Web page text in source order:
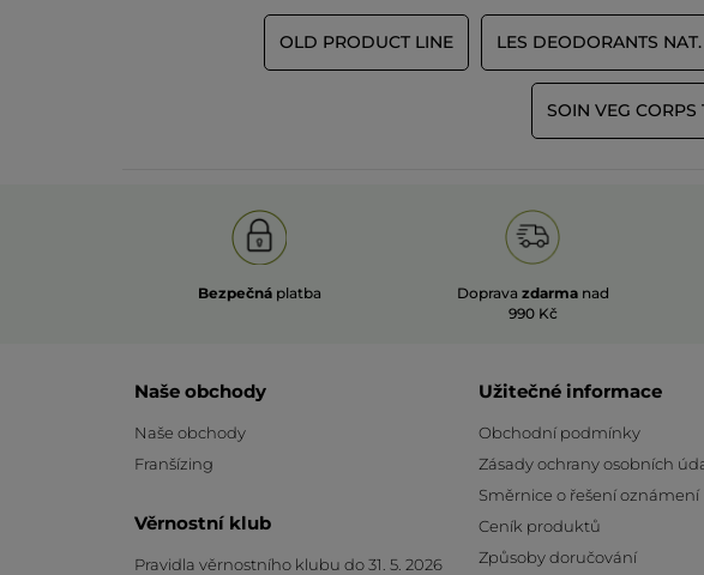
OLD PRODUCT LINE LES DEODORANTS NAT.
SOIN VEG CORPS
Bezpečná platba Doprava zdarma nad
990 Kč
Naše obchody
Naše obchody
Franšízing
Věrnostní klub
Pravidla věrnostního klubu do 31. 5. 2026
Užitečné informace
Obchodní podmínky
Zásady ochrany osobních
Směrnice o řešení oznámení
Ceník produktů
Způsoby doručování